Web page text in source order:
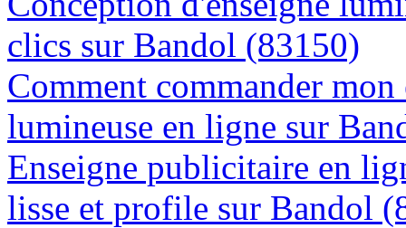
clics sur Bandol (83150)
Comment commander
lumineuse en ligne sur
Enseigne publicitaire en
lisse et profile sur Bandol